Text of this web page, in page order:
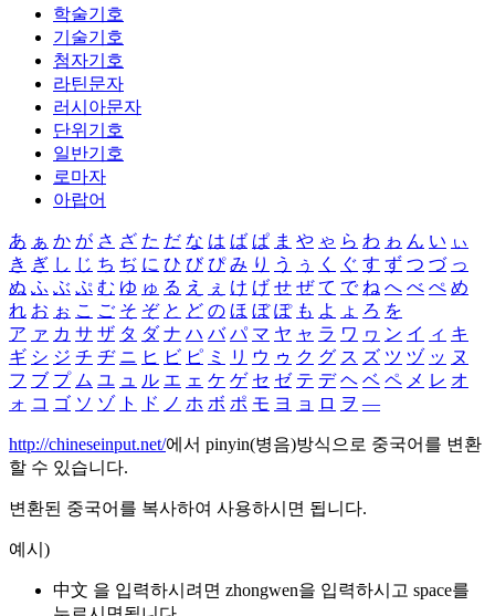
학술기호
기술기호
첨자기호
라틴문자
러시아문자
단위기호
일반기호
로마자
아랍어
あ ぁ か が さ ざ た だ な は ば ぱ ま や ゃ ら わ ゎ ん い ぃ
き ぎ し じ ち ぢ に ひ び ぴ み り う ぅ く ぐ す ず つ づ っ
ぬ ふ ぶ ぷ む ゆ ゅ る え ぇ け げ せ ぜ て で ね へ べ ぺ め
れ お ぉ こ ご そ ぞ と ど の ほ ぼ ぽ も よ ょ ろ を
ア ァ カ サ ザ タ ダ ナ ハ バ パ マ ヤ ャ ラ ワ ヮ ン イ ィ キ
ギ シ ジ チ ヂ ニ ヒ ビ ピ ミ リ ウ ゥ ク グ ス ズ ツ ヅ ッ ヌ
フ ブ プ ム ユ ュ ル エ ェ ケ ゲ セ ゼ テ デ ヘ ベ ペ メ レ オ
ォ コ ゴ ソ ゾ ト ド ノ ホ ボ ポ モ ヨ ョ ロ ヲ ―
http://chineseinput.net/에서 pinyin(병음)방식으로 중국어를 변환
할 수 있습니다.
변환된 중국어를 복사하여 사용하시면 됩니다.
예시)
中文 을 입력하시려면 zhongwen을 입력하시고 space를